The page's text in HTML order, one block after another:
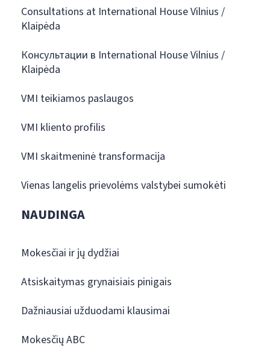
Consultations at International House Vilnius /
Klaipėda
Консультации в International House Vilnius /
Klaipėda
VMI teikiamos paslaugos
VMI kliento profilis
VMI skaitmeninė transformacija
Vienas langelis prievolėms valstybei sumokėti
NAUDINGA
Mokesčiai ir jų dydžiai
Atsiskaitymas grynaisiais pinigais
Dažniausiai užduodami klausimai
Mokesčių ABC